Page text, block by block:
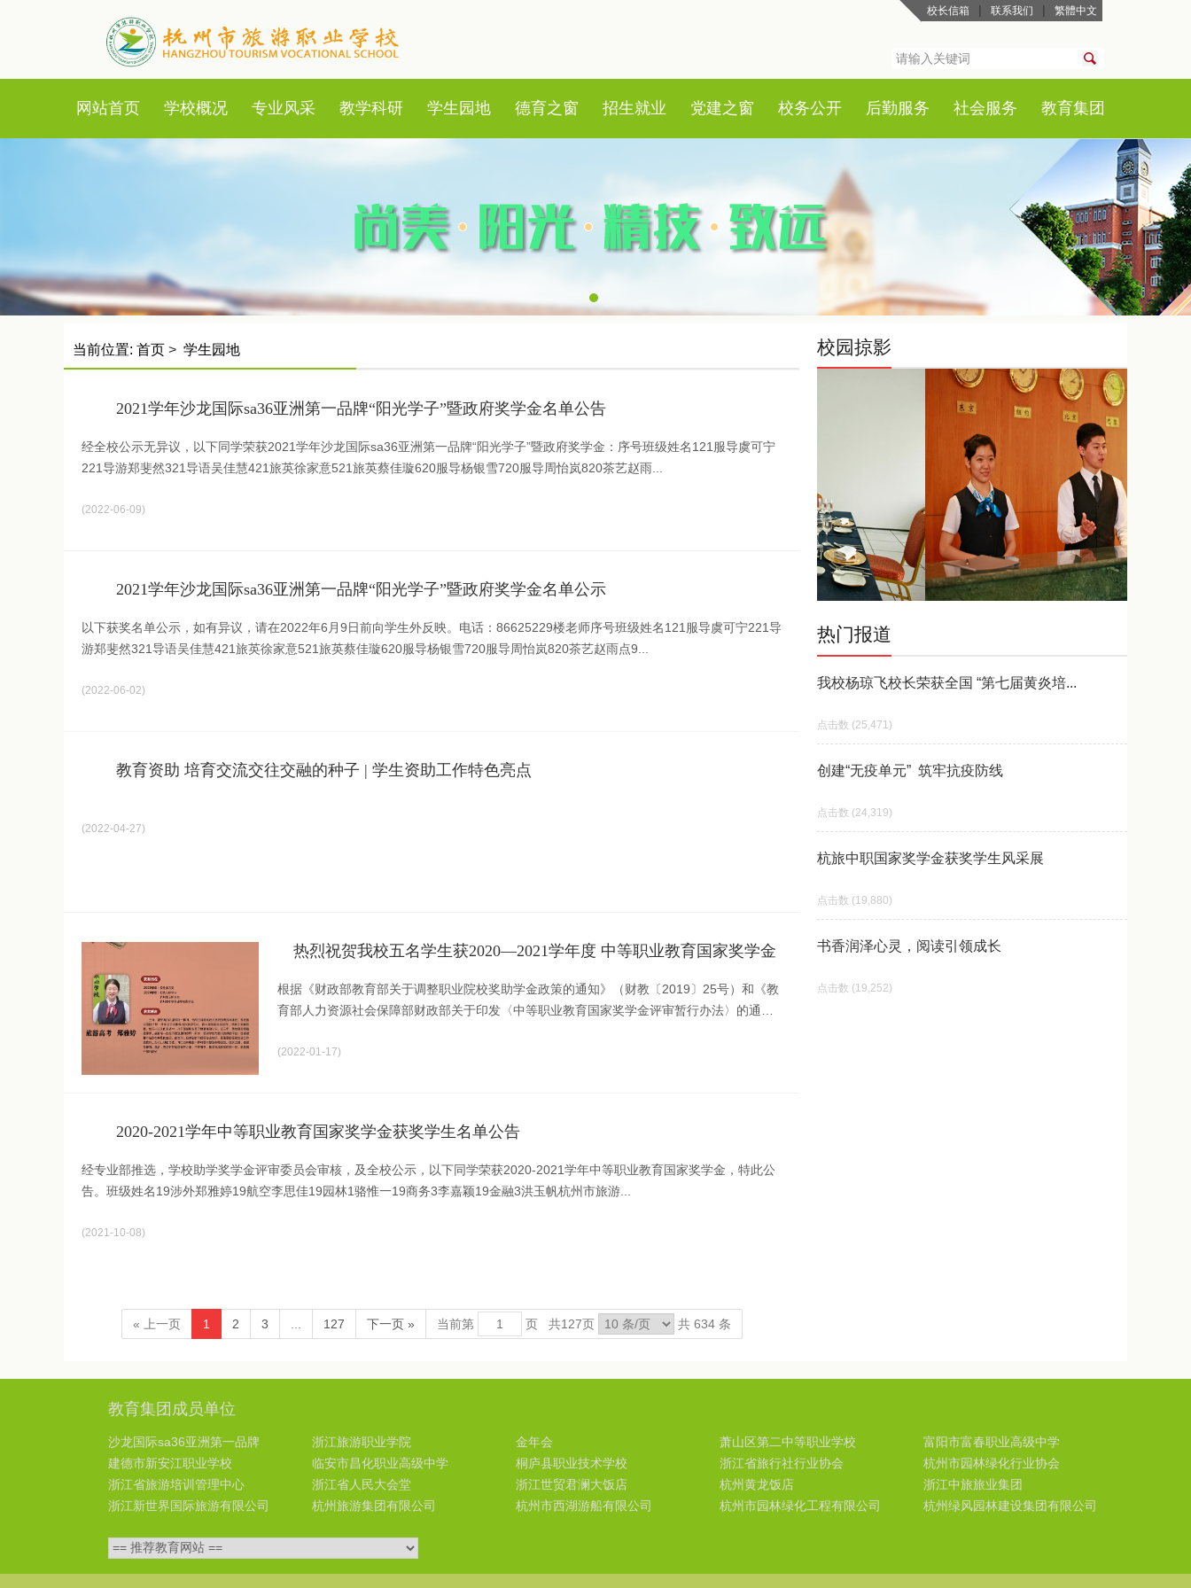
校长信箱 | 联系我们 | 繁體中文
首页 学校概况 专业风采 教学科研 学生园地 德育之窗 招生就业 党建之窗 校务公开 后勤服务 社会服务 教育集团
首页 > 学生园地
2021学年沙龙国际sa36亚洲第一品牌“阳光学子”暨政府奖学金名单公告
经全校公示无异议，以下同学荣获2021学年沙龙国际sa36亚洲第一品牌“阳光学子”暨政府奖学金：序号班级姓名121服导虞可宁
221导游郑斐然321导语吴佳慧421旅英徐家意521旅英蔡佳璇620服导杨银雪720服导周怡岚820茶艺赵雨...
2022-06-09
2021学年沙龙国际sa36亚洲第一品牌“阳光学子”暨政府奖学金名单公示
以下获奖名单公示，如有异议，请在2022年6月9日前向学生外反映。电话：86625229楼老师序号班级姓名121服导虞可宁221导
游郑斐然321导语吴佳慧421旅英徐家意521旅英蔡佳璇620服导杨银雪720服导周怡岚820茶艺赵雨点9...
2022-06-02
教育资助 培育交流交往交融的种子 | 学生资助工作特色亮点
2022-04-27
热烈祝贺我校五名学生获2020—2021学年度 中等职业教育国家奖学金
根据《财政部教育部关于调整职业院校奖助学金政策的通知》（财教〔2019〕25号）和《教
育部人力资源社会保障部财政部关于印发〈中等职业教育国家奖学金评审暂行办法〉的通
2022-01-17
2020-2021学年中等职业教育国家奖学金获奖学生名单公告
经专业部推选，学校助学奖学金评审委员会审核，及全校公示，以下同学荣获2020-2021学年中等职业教育国家奖学金，特此公
告。班级姓名19涉外郑雅婷19航空李思佳19园林1骆惟一19商务3李嘉颖19金融3洪玉帆杭州市旅游...
2021-10-08
« 上一页 1 2 3 127 下一页 » 当前第 页 共127页 共 634 条
校园掠影
热门报道
我校杨琼飞校长荣获全国 “第七届黄炎培...
25,471
创建“无疫单元” 筑牢抗疫防线
24,319
杭旅中职国家奖学金获奖学生风采展
19,880
书香润泽心灵，阅读引领成长
19,252
教育集团成员单位
沙龙国际sa36亚洲第一品牌 浙江旅游职业学院 金年会 萧山区第二中等职业学校
富阳市富春职业高级中学
建德市新安江职业学校
临安市昌化职业高级中学 桐庐县职业技术学校 浙江省旅行社行业协会
杭州市园林绿化行业协会
浙江省旅游培训管理中心
浙江省人民大会堂 浙江世贸君澜大饭店 杭州黄龙饭店
浙江中旅旅业集团
浙江新世界国际旅游有限公司
杭州旅游集团有限公司 杭州市西湖游船有限公司 杭州市园林绿化工程有限公司 杭州绿风园林建设集团有限公司